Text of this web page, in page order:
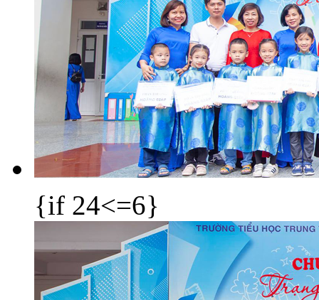
{if 24<=6}